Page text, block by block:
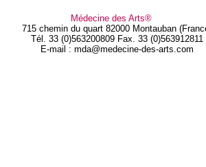
Médecine des Arts®
715 chemin du quart 82000 Montauban
Tél. 33 (0)563200809 Fax. 33 (0)563912811
E-mail : mda@medecine-des-arts.com